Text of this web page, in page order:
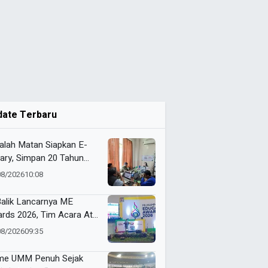
Terbaru
Matan Siapkan E-
Simpan 20 Tahun
Muhammadiyah
202610:08
Lancarnya ME
2026, Tim Acara Atur
Ribuan Peserta
202609:35
UMM Penuh Sejak